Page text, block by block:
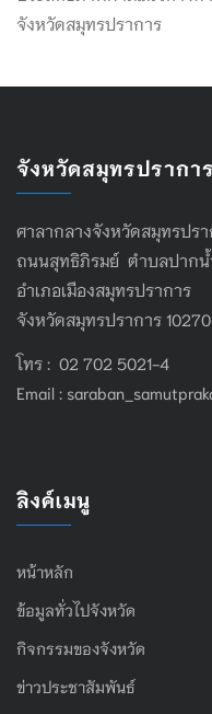
จังหวัดสมุทรปราการ
จังหวัดสมุทรปราการ
ศาลากลางจังหวัดสมุทรปร
ถนนสุทธิภิรมย์ ตำบลปากน้
อำเภอเมืองสมุทรปราการ
จังหวัดสมุทรปราการ 10270
โทร : 02 702 5021-4
Email :
ลิงค์เมนู
หน้าหลัก
ข้อมูลทั่วไปจังหวัด
กิจกรรมของจังหวัด
ข่าวประชาสัมพันธ์